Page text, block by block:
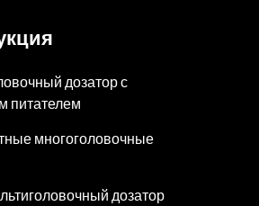
дозатор с
питателем
многоголовочные
дозатор